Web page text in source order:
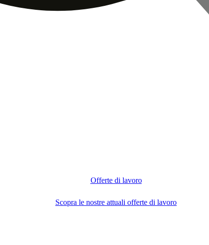
Offerte di lavoro
Scopra le nostre attuali offerte di lavoro